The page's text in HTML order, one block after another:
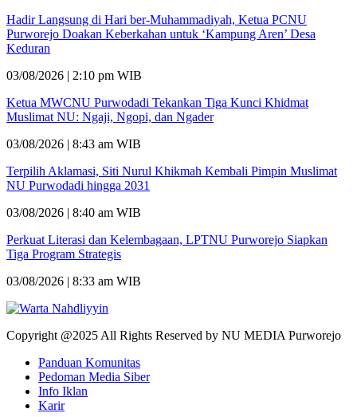
Hadir Langsung di Hari ber-Muhammadiyah, Ketua PCNU
Purworejo Doakan Keberkahan untuk ‘Kampung Aren’ Desa
Keduran
03/08/2026 | 2:10 pm WIB
Ketua MWCNU Purwodadi Tekankan Tiga Kunci Khidmat
Muslimat NU: Ngaji, Ngopi, dan Ngader
03/08/2026 | 8:43 am WIB
Terpilih Aklamasi, Siti Nurul Khikmah Kembali Pimpin Muslimat
NU Purwodadi hingga 2031
03/08/2026 | 8:40 am WIB
Perkuat Literasi dan Kelembagaan, LPTNU Purworejo Siapkan
Tiga Program Strategis
03/08/2026 | 8:33 am WIB
Copyright @2025 All Rights Reserved by NU MEDIA Purworejo
Panduan Komunitas
Pedoman Media Siber
Info Iklan
Karir